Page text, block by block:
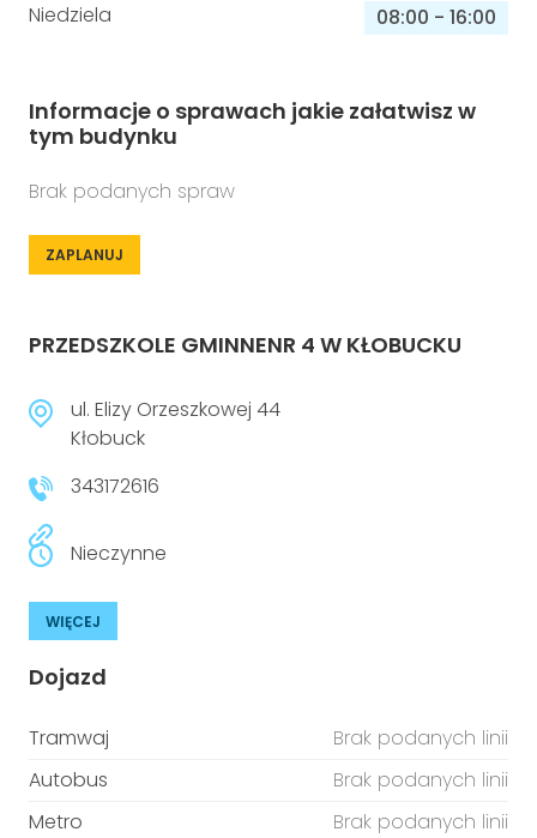
Niedziela
08:00 - 16:00
Informacje o sprawach jakie załatwisz w
tym budynku
Brak podanych spraw
ZAPLANUJ
PRZEDSZKOLE GMINNENR 4 W KŁOBUCKU
ul. Elizy Orzeszkowej 44
Kłobuck
343172616
Nieczynne
WIĘCEJ
Dojazd
Tramwaj
Brak podanych linii
Autobus
Brak podanych linii
Metro
Brak podanych linii